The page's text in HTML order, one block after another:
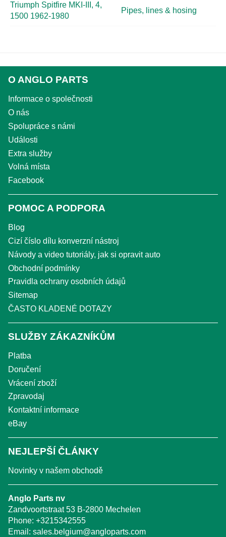
Triumph Spitfire MKI-III, 4,
1500 1962-1980
Pipes, lines & hosing
O ANGLO PARTS
Informace o společnosti
O nás
Spolupráce s námi
Události
Extra služby
Volná místa
Facebook
POMOC A PODPORA
Blog
Cizí číslo dílu konverzní nástroj
Návody a video tutoriály, jak si opravit auto
Obchodní podmínky
Pravidla ochrany osobních údajů
Sitemap
ČASTO KLADENÉ DOTAZY
SLUŽBY ZÁKAZNÍKŮM
Platba
Doručení
Vrácení zboží
Zpravodaj
Kontaktní informace
eBay
NEJLEPŠÍ ČLÁNKY
Novinky v našem obchodě
Anglo Parts nv
Zandvoortstraat 53 B-2800 Mechelen
Phone: +3215342555
Email: sales.belgium@angloparts.com